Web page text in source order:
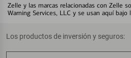
Zelle y las marcas relacionadas con Zelle
Warning Services, LLC y se usan aquí bajo
Los productos de inversión y seguros: